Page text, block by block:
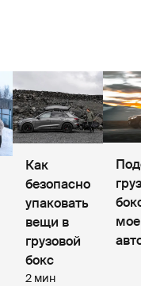
Как
безопасно
упаковать
вещи в
грузовой
бокс
2 мин